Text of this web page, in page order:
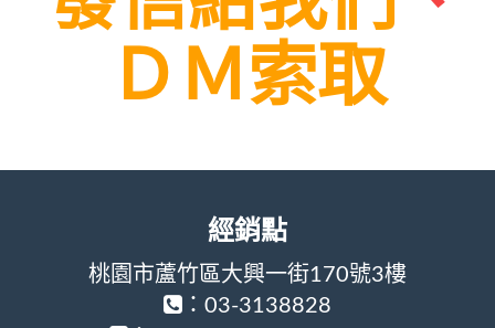
ＤＭ索取
經銷點
桃園市蘆竹區大興一街170號3樓
：03-3138828